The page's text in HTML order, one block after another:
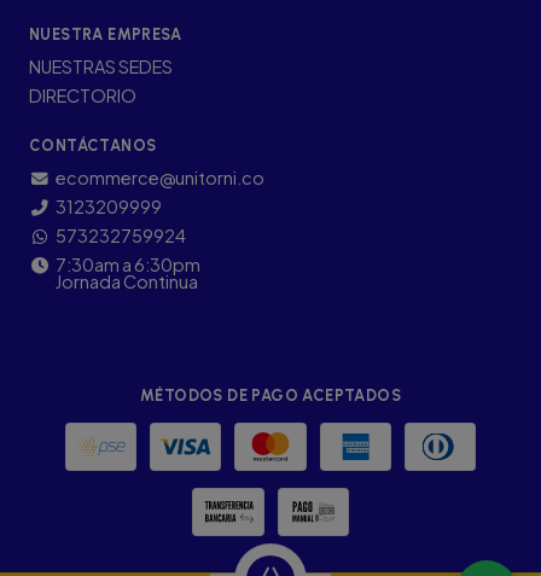
NUESTRA EMPRESA
NUESTRAS SEDES
DIRECTORIO
CONTÁCTANOS
ecommerce@unitorni.co
3123209999
573232759924
7:30am a 6:30pm
Jornada Continua
MÉTODOS DE PAGO ACEPTADOS